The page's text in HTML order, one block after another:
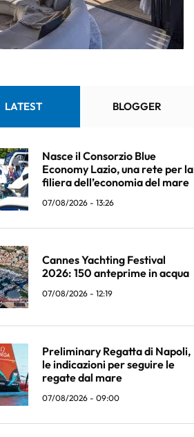
LATEST BLOGGER
Nasce il Consorzio Blue
Economy Lazio, una rete per la
filiera dell’economia del mare
07/08/2026 - 13:26
Cannes Yachting Festival
2026: 150 anteprime in acqua
07/08/2026 - 12:19
Preliminary Regatta di Napoli,
le indicazioni per seguire le
regate dal mare
07/08/2026 - 09:00